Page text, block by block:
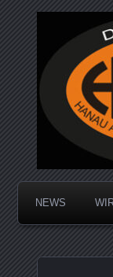
NEWS